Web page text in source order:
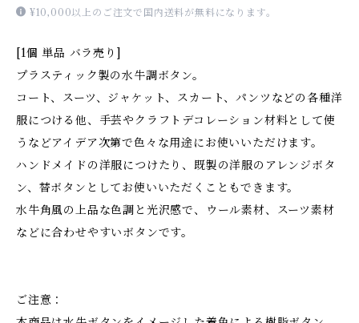
¥10,000以上のご注文で国内送料が無料になります。
[1個 単品 バラ売り]
プラスティック製の水牛調ボタン。
コート、スーツ、ジャケット、スカート、パンツなどの各種洋
服につける他、手芸やクラフトデコレーション材料として使
うなどアイデア次第で色々な用途にお使いいただけます。
ハンドメイドの洋服につけたり、既製の洋服のアレンジボタ
ン、替ボタンとしてお使いいただくこともできます。
水牛角風の上品な色調と光沢感で、ウール素材、スーツ素材
などに合わせやすいボタンです。
ご注意：